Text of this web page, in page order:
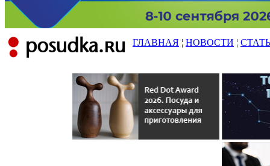
ГЛАВНАЯ ¦ НОВОСТИ ¦